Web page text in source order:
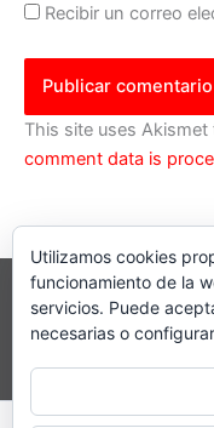
Recibir un correo
This site uses
comment data is
Utilizamos cookies
funcionamiento de la
servicios. Puede
necesarias o